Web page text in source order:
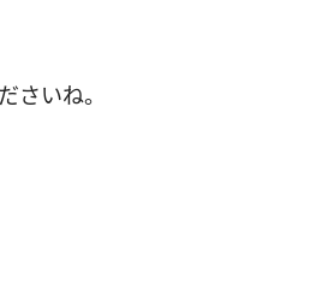
さいね。